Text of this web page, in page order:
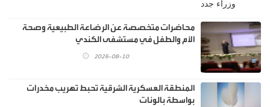
محاضرات متخصصة عن الرضاعة الطبيعية وصحة
الأم والطفل في مستشفى الكندي
2026-08-10
المنطقة العسكرية الشرقية تحبط تهريب مخدرات
بواسطة بالونات